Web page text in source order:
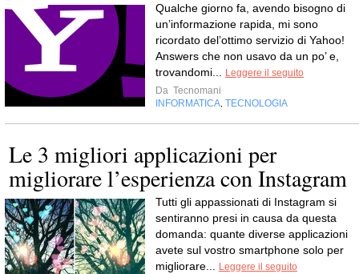
Qualche giorno fa, avendo bisogno di
un’informazione rapida, mi sono
ricordato del’ottimo servizio di Yahoo!
Answers che non usavo da un po’ e,
trovandomi...
Leggere il seguito
Da Tecnomani
INFORMATICA TECNOLOGIA
Le 3 migliori applicazioni per
migliorare l’esperienza con Instagram
Tutti gli appassionati di Instagram si
sentiranno presi in causa da questa
domanda: quante diverse applicazioni
avete sul vostro smartphone solo per
migliorare...
Leggere il seguito